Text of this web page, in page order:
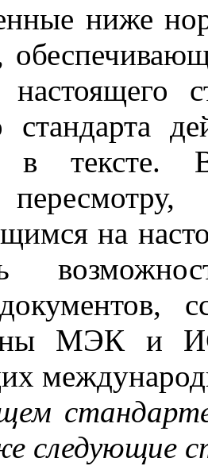
ниже
настоящего
стандарта
в тексте.
на
МЭК и
следующие